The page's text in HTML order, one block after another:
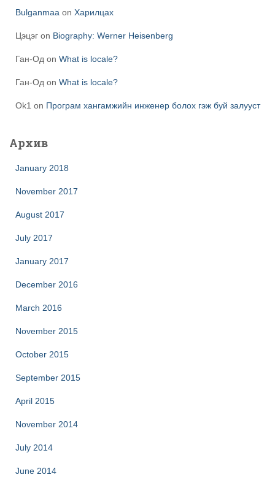
Bulganmaa on Харилцах
Цэцэг on Biography: Werner Heisenberg
Ган-Од on What is locale?
Ган-Од on What is locale?
Ok1 on Програм хангамжийн инженер болох гэж буй залууст
Архив
January 2018
November 2017
August 2017
July 2017
January 2017
December 2016
March 2016
November 2015
October 2015
September 2015
April 2015
November 2014
July 2014
June 2014